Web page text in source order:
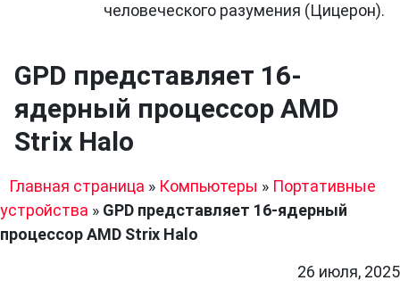
человеческого разумения (Цицерон).
GPD представляет 16-
ядерный процессор AMD
Strix Halo
Главная страница » Компьютеры » Портативные
устройства » GPD представляет 16-ядерный
процессор AMD Strix Halo
26 июля, 2025